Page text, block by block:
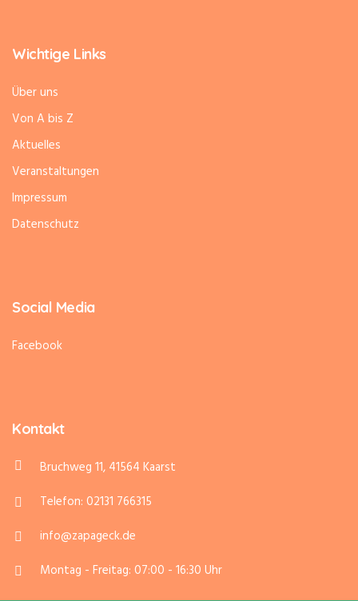
Wichtige Links
Über uns
Von A bis Z
Aktuelles
Veranstaltungen
Impressum
Datenschutz
Social Media
Facebook
Kontakt
Bruchweg 11, 41564 Kaarst
Telefon: 02131 766315
info@zapageck.de
Montag - Freitag: 07:00 - 16:30 Uhr